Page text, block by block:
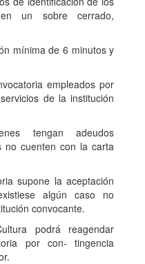
en un sobre cerrado,
mínima de 6 minutos y
empleados por
de la institución
tengan adeudos
no cuenten con la carta
supone la aceptación
algún caso no
convocante.
podrá reagendar
por con- tingencia